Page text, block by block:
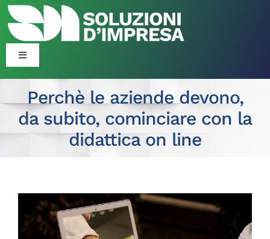
Salta
contenuto
Toggle
Corsi
Consulenza Organizzativa ​​
Perchè le aziende devono,
da subito, cominciare con la
didattica on line
Ingrandisci
immagine